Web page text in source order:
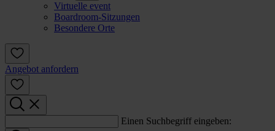
Virtuelle event
Boardroom-Sitzungen
Besondere Orte
Angebot anfordern
Einen Suchbegriff eingeben: